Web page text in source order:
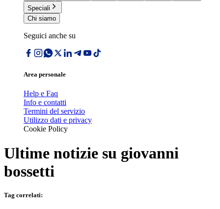
Speciali
Chi siamo
Seguici anche su
Area personale
Help e Faq
Info e contatti
Termini del servizio
Utilizzo dati e privacy
Cookie Policy
Ultime notizie su giovanni
bossetti
Tag correlati: